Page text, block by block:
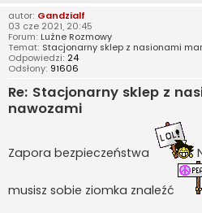
autor: Gandzialf
03 cze 2021, 20:45
Forum: Luźne Rozmowy
Temat: Stacjonarny sklep z nasionami
Odpowiedzi: 24
Odsłony: 91606
Re: Stacjonarny sklep z
nawozami
Zapora bezpieczeństwa
musisz sobie ziomka znaleźć